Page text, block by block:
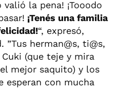
la pena! ¡Tooodo
¡Tenés una familia
“, expresó,
”Tus herman@s, ti@s,
(que teje y mira
mejor saquito) y los
esperan con mucha